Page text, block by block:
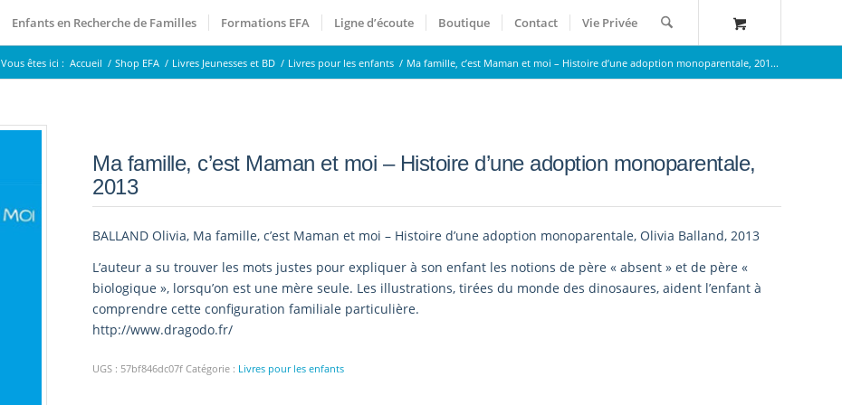
Enfants en Recherche de Familles Formations EFA Ligne d’écoute Boutique Contact Vie Privée
Vous êtes ici : Accueil / Shop EFA / Livres Jeunesses et BD / Livres pour les enfants / Ma famille, c’est Maman et moi – Histoire d’une adoption monoparentale, 201...
Ma famille, c’est Maman et moi – Histoire d’une adoption monoparentale,
2013
BALLAND Olivia, Ma famille, c’est Maman et moi – Histoire d’une adoption monoparentale, Olivia Balland, 2013
L’auteur a su trouver les mots justes pour expliquer à son enfant les notions de père « absent » et de père «
biologique », lorsqu’on est une mère seule. Les illustrations, tirées du monde des dinosaures, aident l’enfant à
comprendre cette configuration familiale particulière.
http://www.dragodo.fr/
UGS : 57bf846dc07f Catégorie : Livres pour les enfants